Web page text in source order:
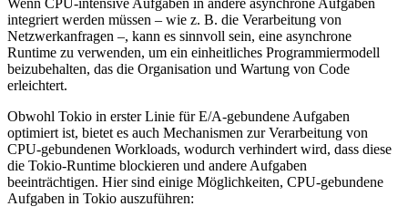
Wenn CPU-intensive Aufgaben in andere asynchrone Aufgaben
integriert werden müssen – wie z. B. die Verarbeitung von
Netzwerkanfragen –, kann es sinnvoll sein, eine asynchrone
Runtime zu verwenden, um ein einheitliches Programmiermodell
beizubehalten, das die Organisation und Wartung von Code
erleichtert.
Obwohl Tokio in erster Linie für E/A-gebundene Aufgaben
optimiert ist, bietet es auch Mechanismen zur Verarbeitung von
CPU-gebundenen Workloads, wodurch verhindert wird, dass diese
die Tokio-Runtime blockieren und andere Aufgaben
beeinträchtigen. Hier sind einige Möglichkeiten, CPU-gebundene
Aufgaben in Tokio auszuführen: